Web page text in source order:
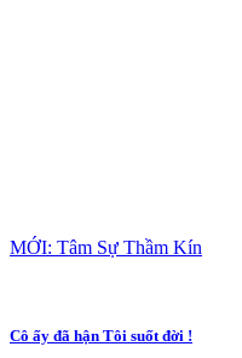
MỚI: Tâm Sự Thầm Kín
Cô ấy đã hận Tôi suốt đời !